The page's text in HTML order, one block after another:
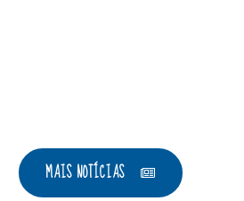
MAIS NOTÍCIAS